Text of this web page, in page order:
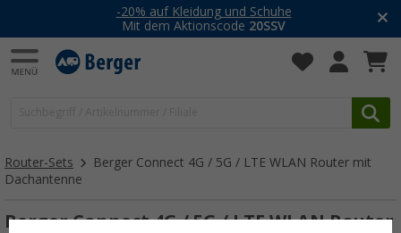
-20% auf Kleidung und Schuhe
Mit dem Aktionscode 20SSV
Router-Sets
Berger Connect 4G / 5G / LTE WLAN Router mit
Dachantenne
Berger Connect 4G / 5G / LTE WLAN Router